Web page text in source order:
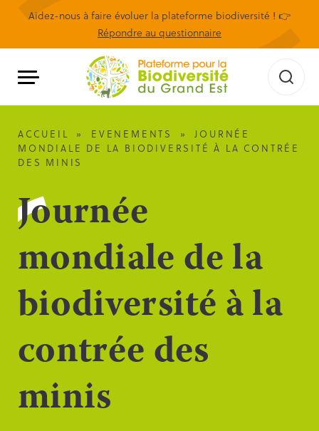
Aidez-nous à faire évoluer la plateforme biodiversité ! 👉
Répondre au questionnaire
ACCUEIL » EVENEMENTS »
JOURNÉE
MONDIALE DE LA BIODIVERSITÉ À LA CONTRÉE
DES MINIS
Journée
mondiale de la
biodiversité à la
contrée des
minis